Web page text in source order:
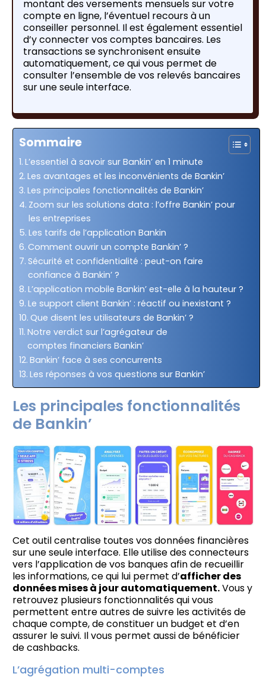
montant des versements mensuels sur votre
compte en ligne, l’éventuel recours à un
conseiller personnel. Il est également essentiel
d’y connecter vos comptes bancaires. Les
transactions se synchronisent ensuite
automatiquement, ce qui vous permet de
consulter l’ensemble de vos relevés bancaires
sur une seule interface.
Sommaire
L’essentiel à savoir sur Bankin’ en 1 minute
Les avantages et les inconvénients de Bankin’
Les principales fonctionnalités de Bankin’
Zoom sur les solutions data : l’offre Bankin’ pour
les entreprises
Les tarifs de l’application Bankin
Comment ouvrir un compte Bankin’ ?
Sécurité et confidentialité : peut-on faire
confiance à Bankin’ ?
L’application mobile Bankin’ est-elle à la hauteur ?
Le support client Bankin’ : réactif ou inexistant ?
Que disent les utilisateurs de Bankin’ ?
Notre verdict sur l’agrégateur de
comptes financiers Bankin’
Bankin’ face à ses concurrents
Les réponses à vos questions sur Bankin’
Les principales fonctionnalités
de Bankin’
Cet outil centralise toutes vos données financières
sur une seule interface. Elle utilise des connecteurs
vers l’application de vos banques afin de recueillir
les informations, ce qui lui permet d’afficher des
données mises à jour automatiquement.Vous y
retrouvez plusieurs fonctionnalités qui vous
permettent entre autres de suivre les activités de
chaque compte, de constituer un budget et d’en
assurer le suivi. Il vous permet aussi de bénéficier
de cashbacks.
L’agrégation multi-comptes